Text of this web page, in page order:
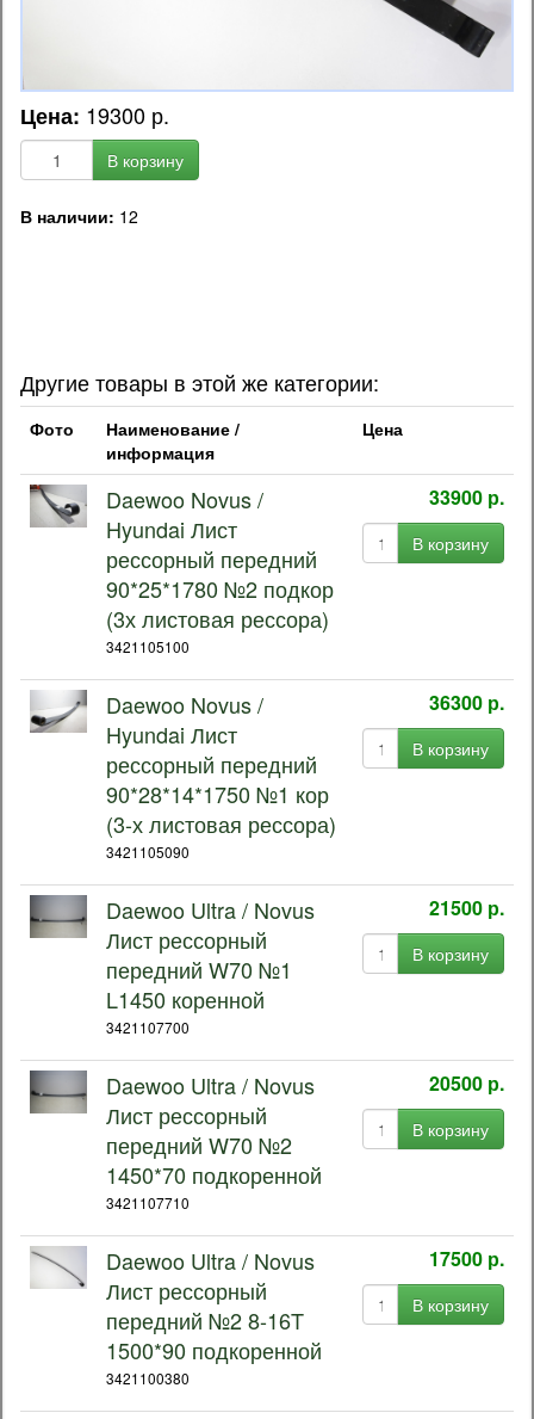
Цена: 19300 р.
В корзину
В наличии: 12
Другие товары в этой же категории:
Фото
Наименование /
информация
Цена
Daewoo Novus /
Hyundai Лист
рессорный передний
90*25*1780 №2 подкор
(3х листовая рессора)
3421105100
33900 р.
В корзину
Daewoo Novus /
Hyundai Лист
рессорный передний
90*28*14*1750 №1 кор
(3-х листовая рессора)
3421105090
36300 р.
В корзину
Daewoo Ultra / Novus
Лист рессорный
передний W70 №1
L1450 коренной
3421107700
21500 р.
В корзину
Daewoo Ultra / Novus
Лист рессорный
передний W70 №2
1450*70 подкоренной
3421107710
20500 р.
В корзину
Daewoo Ultra / Novus
Лист рессорный
передний №2 8-16T
1500*90 подкоренной
3421100380
17500 р.
В корзину